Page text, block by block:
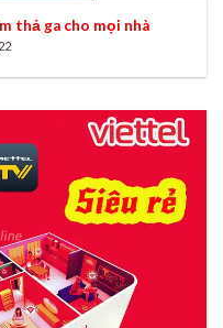
thả ga cho mọi nhà